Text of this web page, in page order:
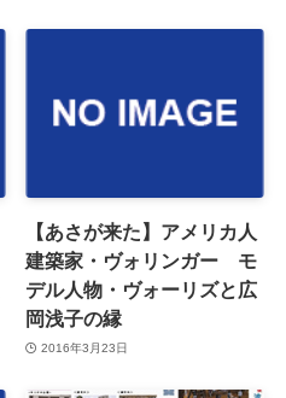
【あさが来た】アメリカ人
建築家・ヴォリンガー モ
デル人物・ヴォーリズと広
岡浅子の縁
2016年3月23日